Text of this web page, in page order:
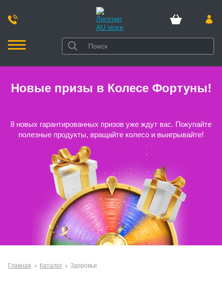
Новые призы в Колесе Фортуны!
8 новых гарантированных призов уже ждут вас. Покупайте
полезные продукты, вращайте колесо и выигрывайте!
Главная Каталог Здоровье